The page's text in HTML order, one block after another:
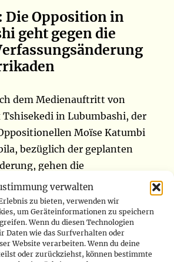
verwalten
zu bieten, verwenden wir
um Geräteinformationen zu speichern
Wenn du diesen Technologien
Daten wie das Surfverhalten oder
Website verarbeiten. Wenn du deine
oder zurückziehst, können bestimmte
Die Opposition in
geht gegen die
dem Medienauftritt von
in Lubumbashi, der
Moïse Katumbi
bezüglich der geplanten
gehen die
auf die Barrikaden. Diese
darunter Ensemble pour la
Moïse Katumbi, LDG von
von Martin Fayulu und
die sich in der neuen